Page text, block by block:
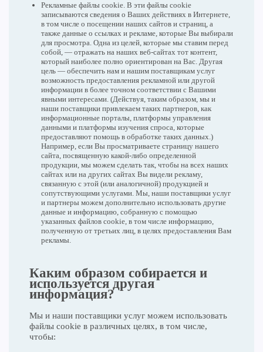
Рекламные файлы cookie. В эти файлы cookie
записываются сведения о Ваших действиях в Интернете,
в том числе о посещении наших сайтов и страниц, а
также данные о ссылках и рекламе, которые Вы выбирали
для просмотра. Одна из целей, которые мы ставим перед
собой, — отражать на наших веб-сайтах тот контент,
который наиболее полно ориентирован на Вас. Другая
цель — обеспечить нам и нашим поставщикам услуг
возможность предоставления рекламной или другой
информации в более точном соответствии с Вашими
явными интересами. (Действуя, таким образом, мы и
наши поставщики привлекаем таких партнеров, как
информационные порталы, платформы управления
данными и платформы изучения спроса, которые
предоставляют помощь в обработке таких данных.)
Например, если Вы просматриваете страницу нашего
сайта, посвященную какой-либо определенной
продукции, мы можем сделать так, чтобы на всех наших
сайтах или на других сайтах Вы видели рекламу,
связанную с этой (или аналогичной) продукцией и
сопутствующими услугами. Мы, наши поставщики услуг
и партнеры можем дополнительно использовать другие
данные и информацию, собранную с помощью
указанных файлов cookie, в том числе информацию,
полученную от третьих лиц, в целях предоставления Вам
рекламы.
Каким образом собирается и
используется другая
информация?
Мы и наши поставщики услуг можем использовать
файлы cookie в различных целях, в том числе,
чтобы: